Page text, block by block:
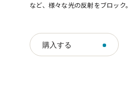
など、様々な光の反射をブロック。
購入する